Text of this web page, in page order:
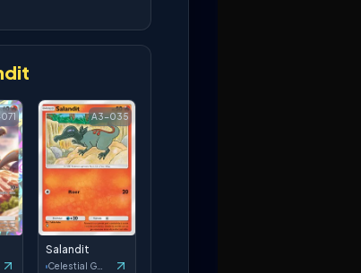
A3-035
Salandit
Celestial Guardians